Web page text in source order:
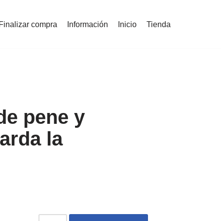
Finalizar compra Información Inicio Tienda
pene y
la